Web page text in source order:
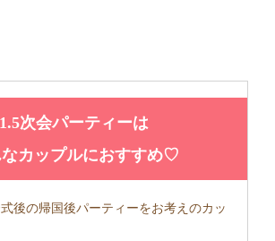
1.5次会パーティーは
なカップルにおすすめ♡
後の帰国後パーティーをお考えのカッ